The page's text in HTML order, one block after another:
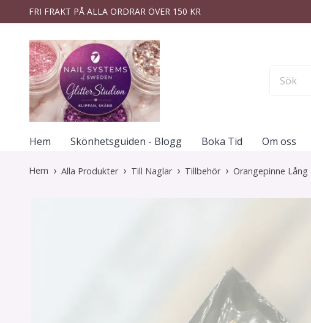
FRI FRAKT PÅ ALLA ORDRAR ÖVER 150 KR
Hem Skönhetsguiden - Blogg Boka Tid Om oss
Hem Alla Produkter Till Naglar Tillbehör Orangepinne Lång